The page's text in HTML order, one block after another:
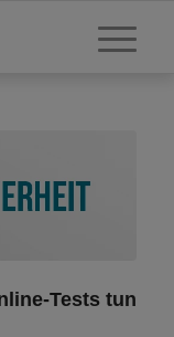
Tests tun